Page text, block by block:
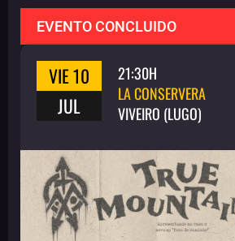
EVENTO CONCLUIDO
VIE 10
JUL
21:30H
LA CONSERVERA
VIVEIRO (LUGO)